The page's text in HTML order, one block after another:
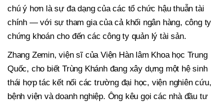
chú ý hơn là sự đa dạng của các tổ chức hậu thuẫn tài
chính — với sự tham gia của cả khối ngân hàng, công ty
chứng khoán cho đến các công ty quản lý tài sản.
Zhang Zemin, viện sĩ của Viện Hàn lâm Khoa học Trung
Quốc, cho biết Trùng Khánh đang xây dựng một hệ sinh
thái hợp tác kết nối các trường đại học, viện nghiên cứu,
bệnh viện và doanh nghiệp. Ông kêu gọi các nhà đầu tư